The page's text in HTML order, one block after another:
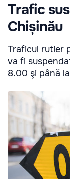
Trafic
Chișinău
Traficul rutier
va fi
8.00 şi până